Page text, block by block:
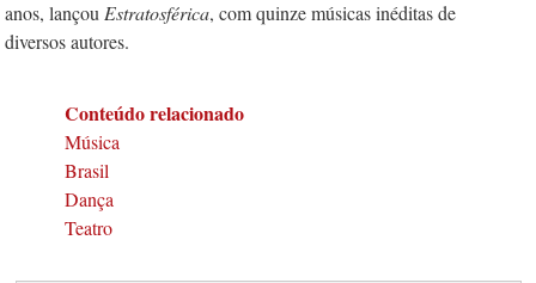
anos, lançou Estratosférica, com quinze músicas inéditas de
diversos autores.
Conteúdo relacionado
Música
Brasil
Dança
Teatro